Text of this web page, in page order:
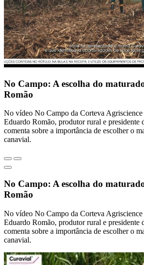
No Campo: A escolha do
Romão
No vídeo No Campo da Corteva
Eduardo Romão, produtor rural e presidente
comenta sobre a importância de escolher o
canavial.
No Campo: A escolha do
Romão
No vídeo No Campo da Corteva
Eduardo Romão, produtor rural e presidente
comenta sobre a importância de escolher o
canavial.